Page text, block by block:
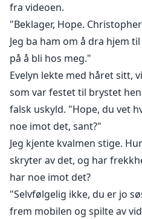
fra videoen.
"Beklager, Hope.
Jeg ba ham om å dra hjem
på å bli hos meg."
Evelyn lekte med håret sitt,
som var festet til brystet
falsk uskyld. "Hope, du vet
noe imot det, sant?"
Jeg kjente kvalmen stige.
skryter av det, og har
har noe imot det?
"Selvfølgelig ikke, du er jo
frem mobilen og spilte av